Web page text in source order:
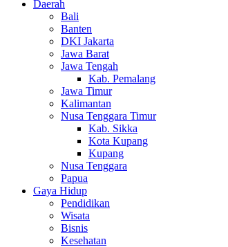
Daerah
Bali
Banten
DKI Jakarta
Jawa Barat
Jawa Tengah
Kab. Pemalang
Jawa Timur
Kalimantan
Nusa Tenggara Timur
Kab. Sikka
Kota Kupang
Kupang
Nusa Tenggara
Papua
Gaya Hidup
Pendidikan
Wisata
Bisnis
Kesehatan